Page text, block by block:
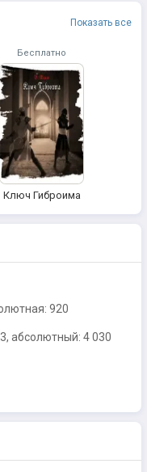
Показать все
Бесплатно
Ключ Гиброима
920
абсолютный: 4 030